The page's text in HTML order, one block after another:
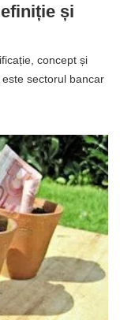
și
concept și
sectorul bancar